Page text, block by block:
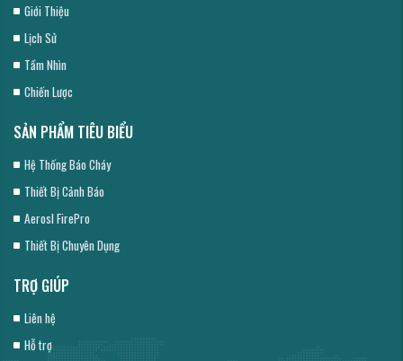
Giới Thiệu
Lịch Sử
Tầm Nhìn
Chiến Lược
SẢN PHẨM TIÊU BIỂU
Hệ Thống Báo Cháy
Thiết Bị Cảnh Báo
Aerosl FirePro
Thiết Bị Chuyên Dụng
TRỢ GIÚP
Liên hệ
Hỗ trợ